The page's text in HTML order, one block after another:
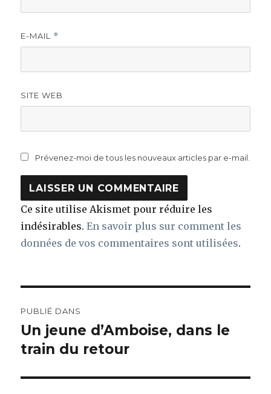
E-MAIL *
SITE WEB
Prévenez-moi de tous les nouveaux articles par e-mail.
Ce site utilise Akismet pour réduire les
indésirables.En savoir plus sur comment les
données de vos commentaires sont utilisées.
de
l’article
PUBLIÉ DANS
Un jeune d’Amboise, dans le
train du retour